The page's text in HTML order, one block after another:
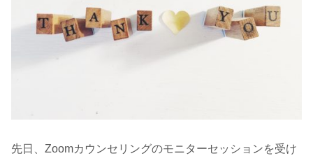
先日、Zoomカウンセリングのモニターセッションを受け